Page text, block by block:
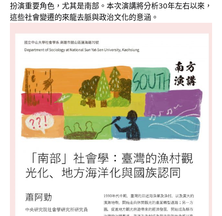
扮演重要角色，尤其是南部。本次演講將分析30年左右以來，
這些社會變遷的來龍去脈與政治文化的意涵。